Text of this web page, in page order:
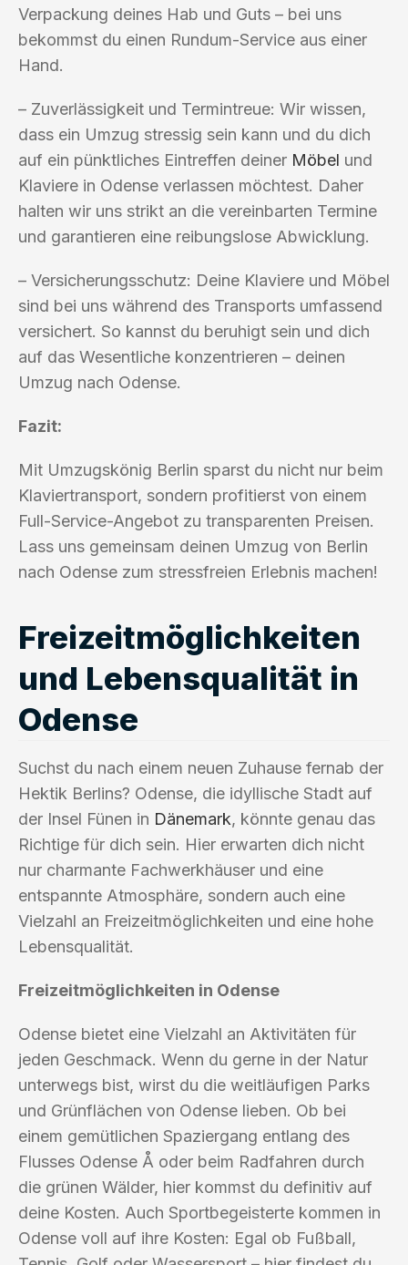
Verpackung deines Hab und Guts – bei uns
bekommst du einen Rundum-Service aus einer
Hand.
– Zuverlässigkeit und Termintreue: Wir wissen,
dass ein Umzug stressig sein kann und du dich
auf ein pünktliches Eintreffen deiner Möbel und
Klaviere in Odense verlassen möchtest. Daher
halten wir uns strikt an die vereinbarten Termine
und garantieren eine reibungslose Abwicklung.
– Versicherungsschutz: Deine Klaviere und Möbel
sind bei uns während des Transports umfassend
versichert. So kannst du beruhigt sein und dich
auf das Wesentliche konzentrieren – deinen
Umzug nach Odense.
Fazit:
Mit Umzugskönig Berlin sparst du nicht nur beim
Klaviertransport, sondern profitierst von einem
Full-Service-Angebot zu transparenten Preisen.
Lass uns gemeinsam deinen Umzug von Berlin
nach Odense zum stressfreien Erlebnis machen!
Freizeitmöglichkeiten
und Lebensqualität in
Odense
Suchst du nach einem neuen Zuhause fernab der
Hektik Berlins? Odense, die idyllische Stadt auf
der Insel Fünen in Dänemark, könnte genau das
Richtige für dich sein. Hier erwarten dich nicht
nur charmante Fachwerkhäuser und eine
entspannte Atmosphäre, sondern auch eine
Vielzahl an Freizeitmöglichkeiten und eine hohe
Lebensqualität.
Freizeitmöglichkeiten in Odense
Odense bietet eine Vielzahl an Aktivitäten für
jeden Geschmack. Wenn du gerne in der Natur
unterwegs bist, wirst du die weitläufigen Parks
und Grünflächen von Odense lieben. Ob bei
einem gemütlichen Spaziergang entlang des
Flusses Odense Å oder beim Radfahren durch
die grünen Wälder, hier kommst du definitiv auf
deine Kosten. Auch Sportbegeisterte kommen in
Odense voll auf ihre Kosten: Egal ob Fußball,